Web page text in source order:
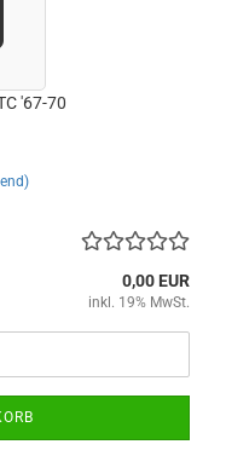
'67-70
0,00 EUR
inkl. 19% MwSt.